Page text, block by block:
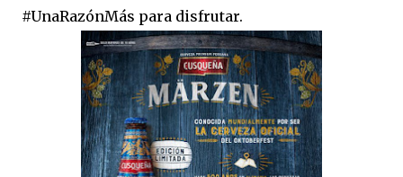
#UnaRazónMás para disfrutar.